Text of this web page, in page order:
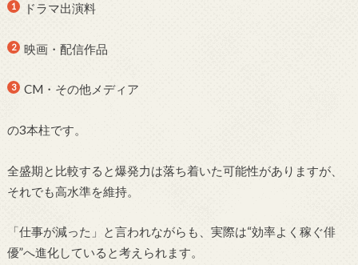
ドラマ出演料
映画・配信作品
CM・その他メディア
の3本柱です。
全盛期と比較すると爆発力は落ち着いた可能性がありますが、
それでも高水準を維持。
「仕事が減った」と言われながらも、実際は“効率よく稼ぐ俳
優”へ進化していると考えられます。